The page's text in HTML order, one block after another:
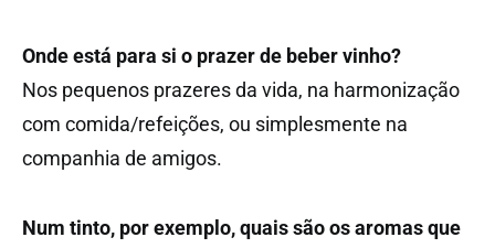
Onde está para si o prazer de beber vinho?
Nos pequenos prazeres da vida, na harmonização
com comida/refeições, ou simplesmente na
companhia de amigos.
Num tinto, por exemplo, quais são os aromas que